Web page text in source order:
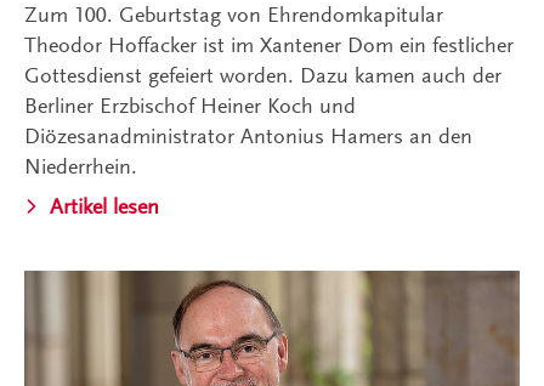
Zum 100. Geburtstag von Ehrendomkapitular
Theodor Hoffacker ist im Xantener Dom ein festlicher
Gottesdienst gefeiert worden. Dazu kamen auch der
Berliner Erzbischof Heiner Koch und
Diözesanadministrator Antonius Hamers an den
Niederrhein.
Artikel lesen